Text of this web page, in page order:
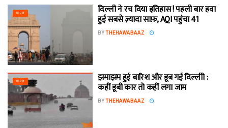
भारत दिल्ली ने रच दिया इतिहास ! पहली बार हवा
हुई सबसे ज़्यादा साफ़, AQI पहुंचा 41
BYTHEHAWABAAZ
भारत झमाझम हुई बारिश और डूब गई दिल्लीो :
कहीं डूबी कार तो कहीं लगा जाम
BYTHEHAWABAAZ